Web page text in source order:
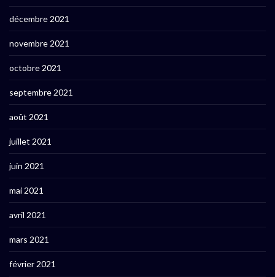
décembre 2021
novembre 2021
octobre 2021
septembre 2021
août 2021
juillet 2021
juin 2021
mai 2021
avril 2021
mars 2021
février 2021